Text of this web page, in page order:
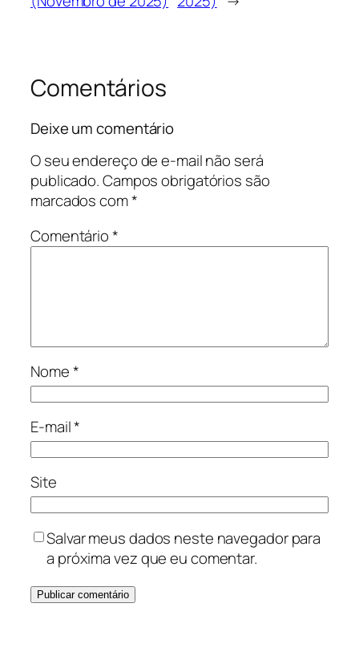
Comentários
Deixe um comentário
O seu endereço de e-mail não será
publicado.Campos obrigatórios são
marcados com*
Comentário*
Nome*
E-mail*
Site
Salvar meus dados neste navegador para
a próxima vez que eu comentar.